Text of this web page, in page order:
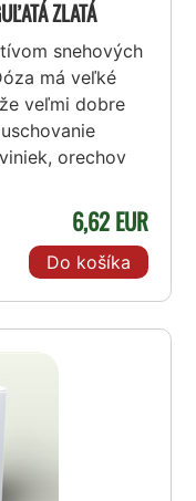
ZLATÁ
snehových
má veľké
veľmi dobre
orechov
6,62 EUR
Do košíka